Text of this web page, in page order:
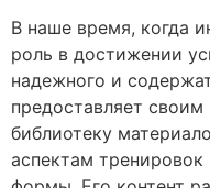
В наше время, когда
роль в достижении
надежного и
предоставляет
библиотеку
аспектам